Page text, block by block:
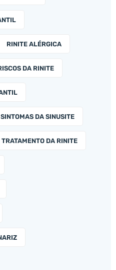
RINITE ALÉRGICA
DA RINITE
SINTOMAS DA SINUSITE
TRATAMENTO DA RINITE